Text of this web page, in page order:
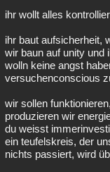
ihr wollt alles
ihr baut aufsicherheit,
wir baun auf unity und
wolln keine angst
versuchenconscious
wir sollen
produzieren wir
du weisst
ein teufelskreis, der
nichts passiert, wird